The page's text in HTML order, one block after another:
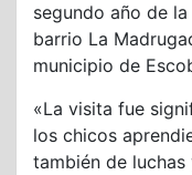
segundo año de
barrio La
municipio de
«La visita fue
los chicos
también de